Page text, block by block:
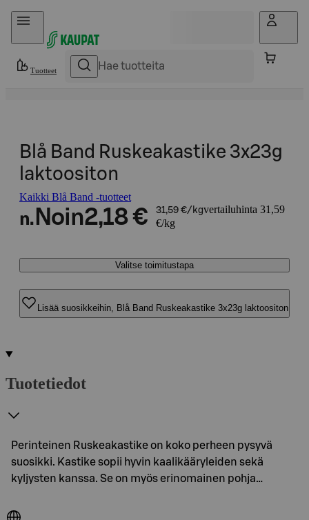
Hyppää sisältöön
Tuotteet
Blå Band Ruskeakastike 3x23g
laktoositon
Kaikki Blå Band -tuotteet
n. Noin2,18 € 31,59 €/kgvertailuhinta 31,59
€/kg
Valitse toimitustapa
Lisää suosikkeihin, Blå Band Ruskeakastike 3x23g laktoositon
Tuotetiedot
Perinteinen Ruskeakastike on koko perheen pysyvä
suosikki. Kastike sopii hyvin kaalikääryleiden sekä
kyljysten kanssa. Se on myös erinomainen pohja…